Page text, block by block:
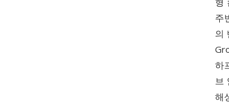
주
의
하
브
해